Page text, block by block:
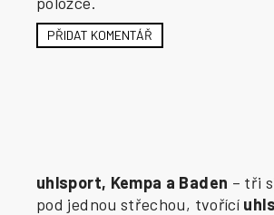
PŘIDAT KOMENTÁŘ
uhlsport, Kempa a Baden – tři
pod jednou střechou, tvořící